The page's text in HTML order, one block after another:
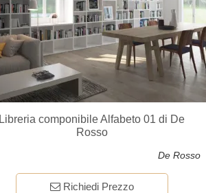
Libreria componibile Alfabeto 01 di De
Rosso
De Rosso
Richiedi Prezzo